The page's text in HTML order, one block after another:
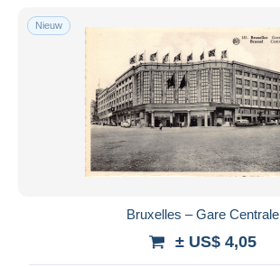
Alleen met korting
Gratis levering
Betaalmiddelen
PayPal
Bankoverschrijving
Visa
Mastercard
iDeal
Nieuw
Bruxelles – Gare Centrale
± US$ 4,05